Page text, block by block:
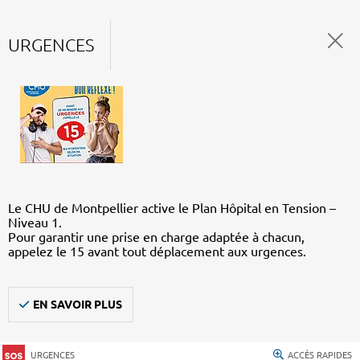
URGENCES
Le CHU de Montpellier active le Plan Hôpital en Tension –
Niveau 1.
Pour garantir une prise en charge adaptée à chacun,
appelez le 15 avant tout déplacement aux urgences.
EN SAVOIR PLUS
URGENCES ACCÈS RAPIDES